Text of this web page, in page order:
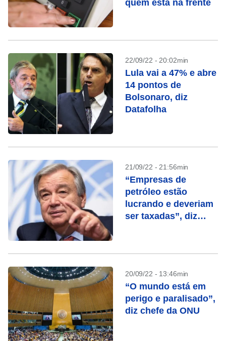
quem está na frente
22/09/22 - 20:02min
Lula vai a 47% e abre
14 pontos de
Bolsonaro, diz
Datafolha
21/09/22 - 21:56min
“Empresas de
petróleo estão
lucrando e deveriam
ser taxadas”, diz
20/09/22 - 13:46min
“O mundo está em
perigo e paralisado”,
diz chefe da ONU